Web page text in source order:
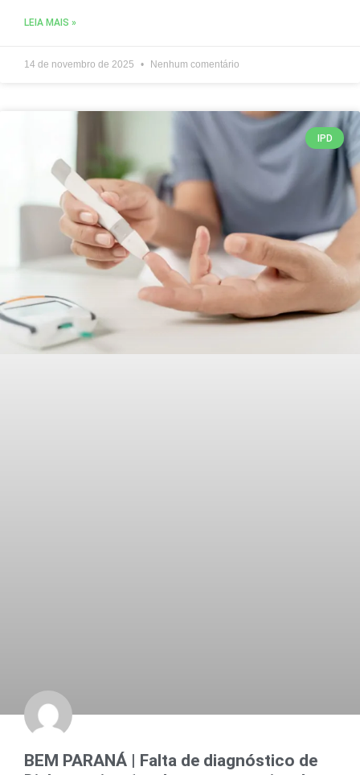
LEIA MAIS »
14 de novembro de 2025 Nenhum comentário
IPD
BEM PARANÁ | Falta de diagnóstico de